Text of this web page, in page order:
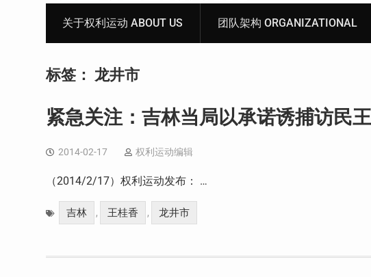
关于权利运动 ABOUT US 团队架构 ORGANIZATIONAL
标签： 龙井市
紧急关注：吉林当局以承诺诱捕访民
2014-02-17 权利运动编辑
（2014/2/17）权利运动发布： …
吉林 , 王桂香 , 龙井市